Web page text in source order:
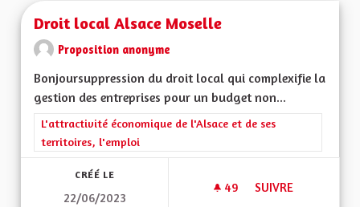
Droit local Alsace Moselle
Proposition anonyme
Bonjoursuppression du droit local qui complexifie la
gestion des entreprises pour un budget non...
Filtrer les résultats de la catégorie : L'attractivité
L'attractivité économique de l'Alsace et de ses
territoires, l'emploi
CRÉÉ LE
22/06/2023
49 49 ABONNÉS
SUIVRE